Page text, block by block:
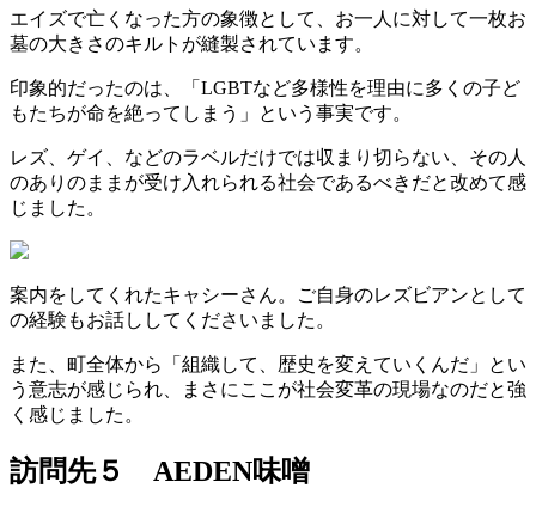
エイズで亡くなった方の象徴として、お一人に対して一枚お
墓の大きさのキルトが縫製されています。
印象的だったのは、「LGBTなど多様性を理由に多くの子ど
もたちが命を絶ってしまう」という事実です。
レズ、ゲイ、などのラベルだけでは収まり切らない、その人
のありのままが受け入れられる社会であるべきだと改めて感
じました。
案内をしてくれたキャシーさん。ご自身のレズビアンとして
の経験もお話ししてくださいました。
また、町全体から「組織して、歴史を変えていくんだ」とい
う意志が感じられ、まさにここが社会変革の現場なのだと強
く感じました。
訪問先５ AEDEN味噌